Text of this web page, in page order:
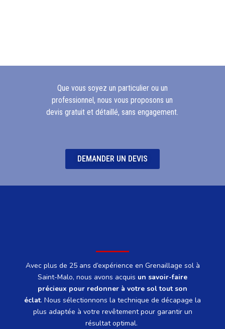
Que vous soyez un particulier ou un
professionnel, nous vous proposons un
devis gratuit et détaillé, sans engagement.
DEMANDER UN DEVIS
Avec plus de 25 ans d’expérience en Grenaillage sol à
Saint-Malo, nous avons acquis un savoir-faire
précieux pour redonner à votre sol tout son
éclat. Nous sélectionnons la technique de décapage la
plus adaptée à votre revêtement pour garantir un
résultat optimal.